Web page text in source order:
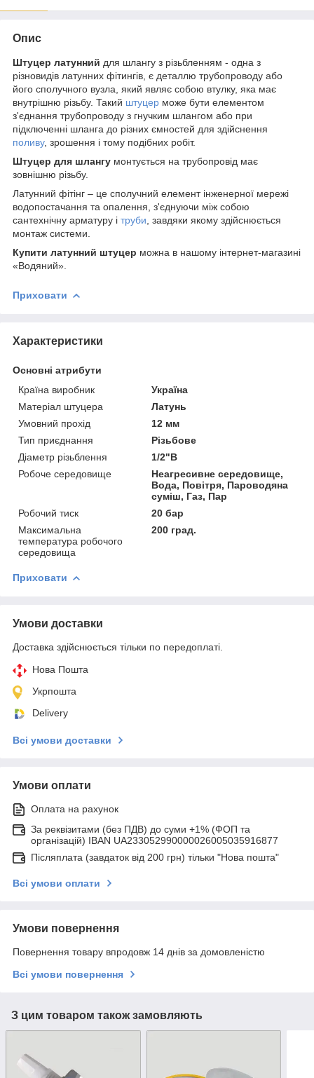
Опис
Штуцер латунний для шлангу з різьбленням - одна з
різновидів латунних фітингів, є деталлю трубопроводу або
його сполучного вузла, який являє собою втулку, яка має
внутрішню різьбу. Такий штуцер може бути елементом
з'єднання трубопроводу з гнучким шлангом або при
підключенні шланга до різних ємностей для здійснення
поливу, зрошення і тому подібних робіт.
Штуцер для шлангу монтується на трубопровід має
зовнішню різьбу.
Латунний фітінг – це сполучний елемент інженерної мережі
водопостачання та опалення, з'єднуючи між собою
сантехнічну арматуру і труби , завдяки якому здійснюється
монтаж системи.
Купити латунний штуцер можна в нашому інтернет-магазині
«Водяний».
Приховати
Характеристики
Основні атрибути
Країна виробник
Україна
Матеріал штуцера
Латунь
Умовний прохід
12 мм
Тип приєднання
Різьбове
Діаметр різьблення
1/2"В
Робоче середовище
Неагресивне середовище,
Вода, Повітря, Пароводяна
суміш, Газ, Пар
Робочий тиск
20 бар
Максимальна
температура робочого
середовища
200 град.
Приховати
Умови доставки
Доставка здійснюється тільки по передоплаті.
Нова Пошта
Укрпошта
Delivery
Всі умови доставки
Умови оплати
Оплата на рахунок
За реквізитами (без ПДВ) до суми +1% (ФОП та
організацій) IBAN UA233052990000026005035916877
Післяплата (завдаток від 200 грн) тільки "Нова пошта"
Всі умови оплати
Умови повернення
Повернення товару впродовж 14 днів за домовленістю
Всі умови повернення
З цим товаром також замовляють